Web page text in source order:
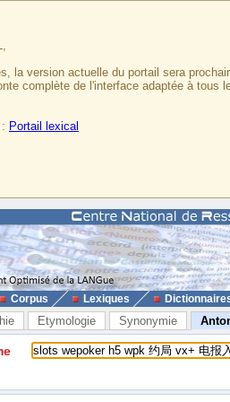
la version actuelle du portail sera
complète de l'interface adaptée à
Portail lexical
Corpus Lexiques
Etymologie Synonymie